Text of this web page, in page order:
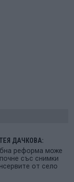
ДАЧКОВА:
реформа може
със снимки
от село